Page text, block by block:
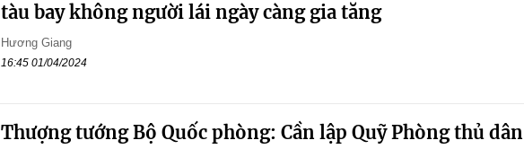
tàu bay không người lái ngày càng gia tăng
Hương Giang
16:45 01/04/2024
Thượng tướng Bộ Quốc phòng: Cần lập Quỹ Phòng thủ dân